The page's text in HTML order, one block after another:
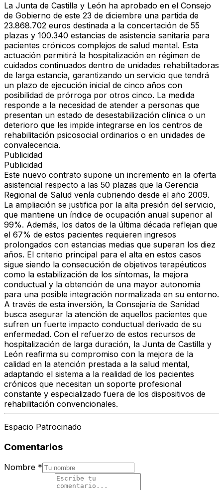
La Junta de Castilla y León ha aprobado en el Consejo
de Gobierno de este 23 de diciembre una partida de
23.868.702 euros destinada a la concertación de 55
plazas y 100.340 estancias de asistencia sanitaria para
pacientes crónicos complejos de salud mental. Esta
actuación permitirá la hospitalización en régimen de
cuidados continuados dentro de unidades rehabilitadoras
de larga estancia, garantizando un servicio que tendrá
un plazo de ejecución inicial de cinco años con
posibilidad de prórroga por otros cinco. La medida
responde a la necesidad de atender a personas que
presentan un estado de desestabilización clínica o un
deterioro que les impide integrarse en los centros de
rehabilitación psicosocial ordinarios o en unidades de
convalecencia.
Publicidad
Publicidad
Este nuevo contrato supone un incremento en la oferta
asistencial respecto a las 50 plazas que la Gerencia
Regional de Salud venía cubriendo desde el año 2009.
La ampliación se justifica por la alta presión del servicio,
que mantiene un índice de ocupación anual superior al
99%. Además, los datos de la última década reflejan que
el 67% de estos pacientes requieren ingresos
prolongados con estancias medias que superan los diez
años. El criterio principal para el alta en estos casos
sigue siendo la consecución de objetivos terapéuticos
como la estabilización de los síntomas, la mejora
conductual y la obtención de una mayor autonomía
para una posible integración normalizada en su entorno.
A través de esta inversión, la Consejería de Sanidad
busca asegurar la atención de aquellos pacientes que
sufren un fuerte impacto conductual derivado de su
enfermedad. Con el refuerzo de estos recursos de
hospitalización de larga duración, la Junta de Castilla y
León reafirma su compromiso con la mejora de la
calidad en la atención prestada a la salud mental,
adaptando el sistema a la realidad de los pacientes
crónicos que necesitan un soporte profesional
constante y especializado fuera de los dispositivos de
rehabilitación convencionales.
Espacio Patrocinado
Comentarios
Nombre *